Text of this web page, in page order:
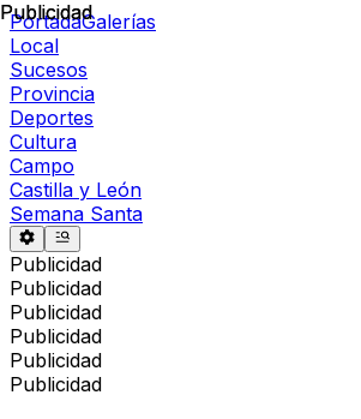
PortadaGalerías
Local
Sucesos
Provincia
Deportes
Cultura
Campo
Castilla y León
Semana Santa
Publicidad
Publicidad
Publicidad
Publicidad
Publicidad
Publicidad
Publicidad
Publicidad